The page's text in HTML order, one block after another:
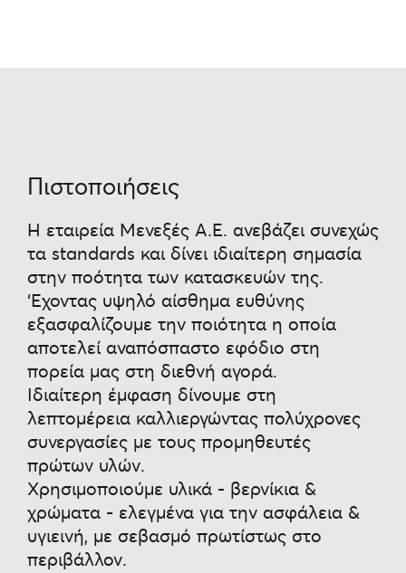
Γενικά Χαρακτηριστικά
φορμαλδεΰδης (υψηλής ποιότητας).
στον χρόνο (τριβή κ χάραξη).
Όλες οι κολλήσεις των περιθωρίων είναι με
κόλλα πολυουρεθάνης, αδιαβροχοποίησης.
Τα χρώματα μπορεί να διαφέρουν σχετικά
από την πραγματικότητα λόγω των τεχνικών
προδιαγραφών της οθόνης σας.
Πιστοποιήσεις
Η εταιρεία Μενεξές Α.Ε. ανεβάζει συνεχώς
τα standards και δίνει ιδιαίτερη σημασία
στην ποότητα των κατασκευών της.
‘Εχοντας υψηλό αίσθημα ευθύνης
εξασφαλίζουμε την ποιότητα η οποία
αποτελεί αναπόσπαστο εφόδιο στη
πορεία μας στη διεθνή αγορά.
Ιδιαίτερη έμφαση δίνουμε στη
λεπτομέρεια καλλιεργώντας πολύχρονες
συνεργασίες με τους προμηθευτές
πρώτων υλών.
Χρησιμοποιούμε υλικά - βερνίκια &
χρώματα - ελεγμένα για την ασφάλεια &
υγιεινή, με σεβασμό πρωτίστως στο
περιβάλλον.